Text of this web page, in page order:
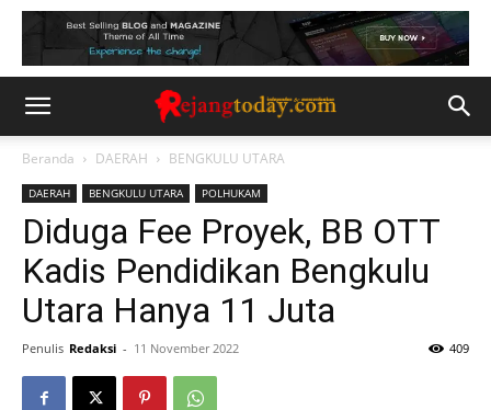
Beranda DAERAH BENGKULU UTARA
DAERAH BENGKULU UTARA POLHUKAM
Diduga Fee Proyek, BB OTT
Kadis Pendidikan Bengkulu
Utara Hanya 11 Juta
Penulis Redaksi - 11 November 2022 409